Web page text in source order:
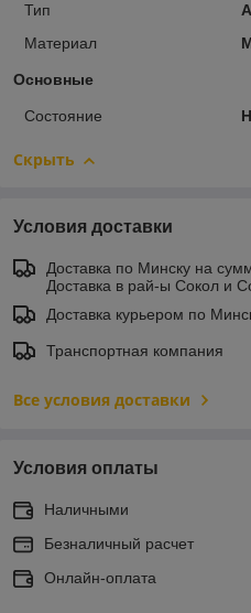
Тип
Материал
Основные
Состояние
Скрыть
Условия доставки
Доставка по Минску на
Доставка в рай-ы Сокол и
Доставка курьером по
Транспортная компания
Все условия доставки
Условия оплаты
Наличными
Безналичный расчет
Онлайн-оплата